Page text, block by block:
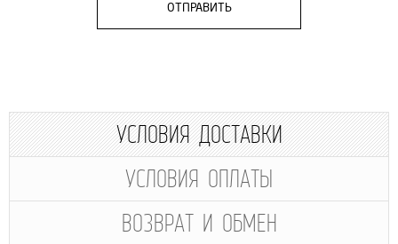
ОТПРАВИТЬ
УСЛОВИЯ ДОСТАВКИ
УСЛОВИЯ ОПЛАТЫ
ВОЗВРАТ И ОБМЕН